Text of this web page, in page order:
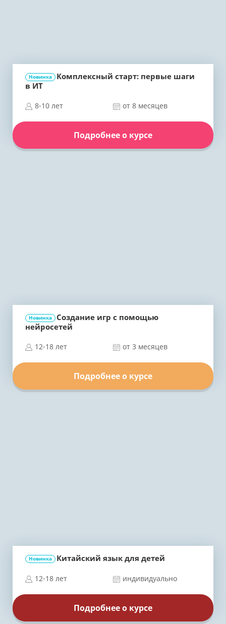
Новинка
Комплексный старт: первые шаги
в ИТ
8-10 лет от 8 месяцев
Подробнее о курсе
Новинка
Создание игр с помощью
нейросетей
12-18 лет от 3 месяцев
Подробнее о курсе
Новинка Китайский язык для детей
12-18 лет индивидуально
Подробнее о курсе